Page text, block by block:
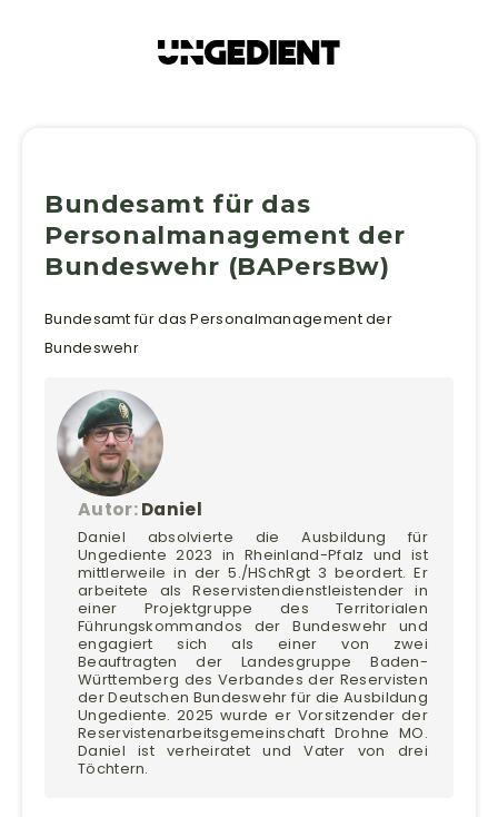
Bundesamt für das
Personalmanagement der
Bundeswehr (BAPersBw)
Bundesamt für das Personalmanagement der
Bundeswehr
Autor:Daniel
Daniel absolvierte die Ausbildung für
Ungediente 2023 in Rheinland-Pfalz und ist
mittlerweile in der 5./HSchRgt 3 beordert. Er
arbeitete als Reservistendienstleistender in
einer Projektgruppe des Territorialen
Führungskommandos der Bundeswehr und
engagiert sich als einer von zwei
Beauftragten der Landesgruppe Baden-
Württemberg des Verbandes der Reservisten
der Deutschen Bundeswehr für die Ausbildung
Ungediente. 2025 wurde er Vorsitzender der
Reservistenarbeitsgemeinschaft Drohne MO.
Daniel ist verheiratet und Vater von drei
Töchtern.